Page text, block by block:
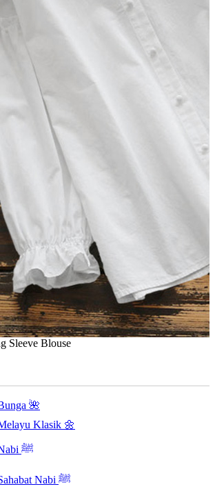
Sleeve Blouse
🌺
Klasik 🌼
Inspirasi Nama Nabi ﷺ
Inspirasi Nama Sahabat Nabi ﷺ